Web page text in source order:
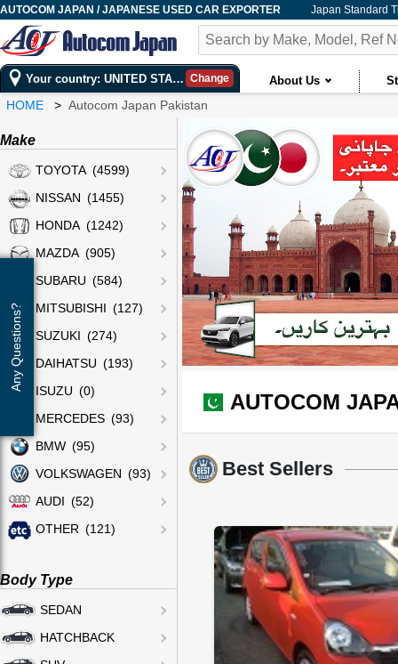
AUTOCOM JAPAN / JAPANESE USED CAR EXPORTER Japan Standard
Your country: UNITED STATESChange About Us
HOME Autocom Japan Pakistan
Make
TOYOTA (4599)
NISSAN (1455)
HONDA (1242)
MAZDA (905)
SUBARU (584)
MITSUBISHI (127)
SUZUKI (274)
DAIHATSU (193)
ISUZU (0)
MERCEDES (93)
BMW (95)
VOLKSWAGEN (93)
AUDI (52)
OTHER (121)
Body Type
SEDAN
HATCHBACK
AUTOCOM
Best Sellers
Any Questions?